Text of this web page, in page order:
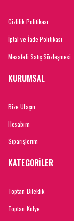
Gizlilik Politikası
İptal ve İade Politikası
Mesafeli Satış Sözleşmesi
KURUMSAL
Bize Ulaşın
Hesabım
Siparişlerim
KATEGORİLER
Toptan Bileklik
Toptan Kolye